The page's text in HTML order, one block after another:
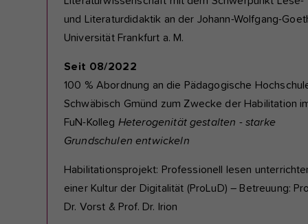
und Literaturdidaktik an der Johann-Wolfgang-
Universität Frankfurt a. M.
Seit 08/2022
100 % Abordnung an die Pädagogische
Schwäbisch Gmünd zum Zwecke der Habilitation
FuN-Kolleg Heterogenität gestalten - starke
Grundschulen entwickeln
Habilitationsprojekt: Professionell lesen
einer Kultur der Digitalität (ProLuD) – Betreuung:
Dr. Vorst & Prof. Dr. Irion